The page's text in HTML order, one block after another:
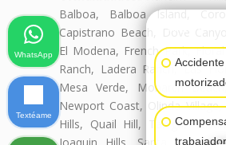
Balboa, Balboa Island,
Capistrano Beach, Dove
El Modena, French Park,
Ranch, Ladera Ranch, Las
Mesa Verde, Monarch
Newport Coast, Olinda
Hills, Quail Hill, Talega, Tustin
WhatsApp
Textéame